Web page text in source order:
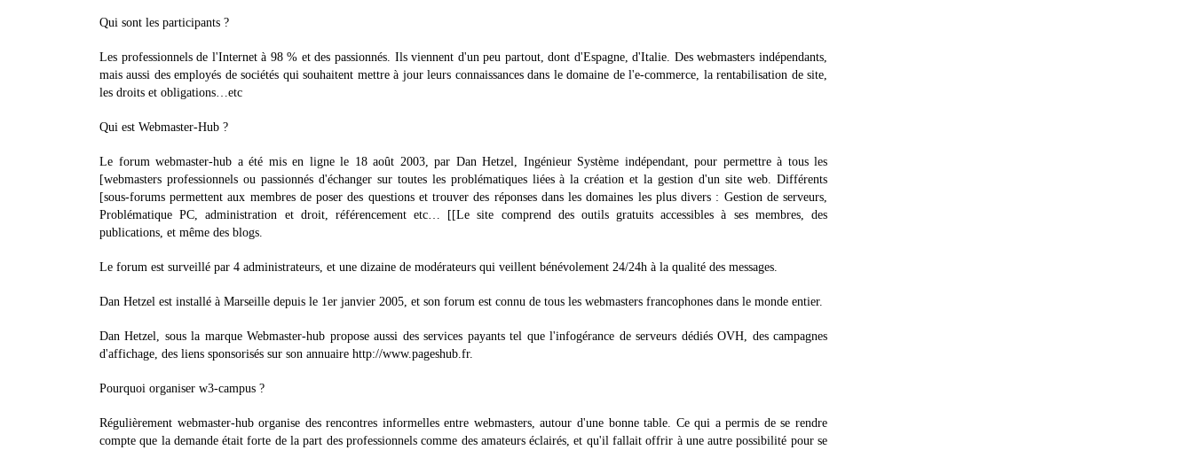
Qui sont les participants ?
Les professionnels de l'Internet à 98 % et des passionnés. Ils viennent d'un peu partout, dont d'Espagne, d'Italie. Des webmasters indépendants,
mais aussi des employés de sociétés qui souhaitent mettre à jour leurs connaissances dans le domaine de l'e-commerce, la rentabilisation de site,
les droits et obligations…etc
Qui est Webmaster-Hub ?
Le forum webmaster-hub a été mis en ligne le 18 août 2003, par Dan Hetzel, Ingénieur Système indépendant, pour permettre à tous les
[webmasters professionnels ou passionnés d'échanger sur toutes les problématiques liées à la création et la gestion d'un site web. Différents
[sous-forums permettent aux membres de poser des questions et trouver des réponses dans les domaines les plus divers : Gestion de serveurs,
Problématique PC, administration et droit, référencement etc… [[Le site comprend des outils gratuits accessibles à ses membres, des
publications, et même des blogs.
Le forum est surveillé par 4 administrateurs, et une dizaine de modérateurs qui veillent bénévolement 24/24h à la qualité des messages.
Dan Hetzel est installé à Marseille depuis le 1er janvier 2005, et son forum est connu de tous les webmasters francophones dans le monde entier.
Dan Hetzel, sous la marque Webmaster-hub propose aussi des services payants tel que l'infogérance de serveurs dédiés OVH, des campagnes
d'affichage, des liens sponsorisés sur son annuaire http://www.pageshub.fr.
Pourquoi organiser w3-campus ?
Régulièrement webmaster-hub organise des rencontres informelles entre webmasters, autour d'une bonne table. Ce qui a permis de se rendre
compte que la demande était forte de la part des professionnels comme des amateurs éclairés, et qu'il fallait offrir à une autre possibilité pour se